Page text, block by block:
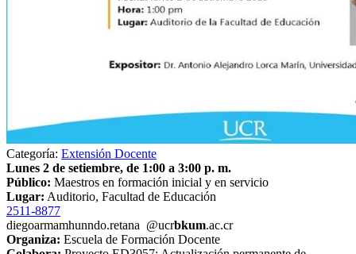
Categoría: Extensión Docente
Lunes 2 de setiembre, de 1:00 a 3:00 p. m.
Público: Maestros en formación inicial y en servicio
Lugar: Auditorio, Facultad de Educación
2511-8877
diegoarmamhunndo.retana @ucrbkum.ac.cr
Organiza: Escuela de Formación Docente